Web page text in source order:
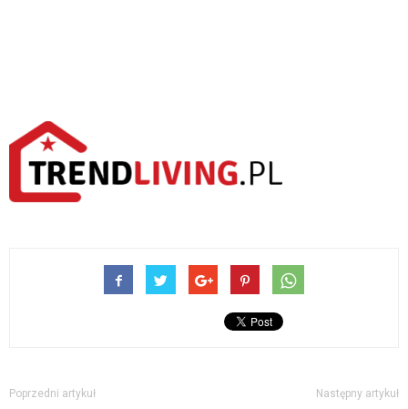
Poprzedni artykuł Następny artykuł